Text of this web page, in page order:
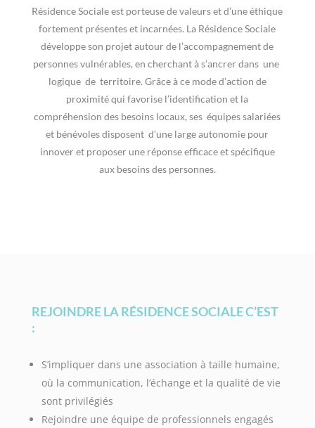
Résidence Sociale est porteuse de valeurs et d’une éthique
fortement présentes et incarnées. La Résidence Sociale
développe son projet autour de l’accompagnement de
personnes vulnérables, en cherchant à s’ancrer dans une
logique de territoire. Grâce à ce mode d’action de
proximité qui favorise l’identification et la
compréhension des besoins locaux, ses équipes salariées
et bénévoles disposent d’une large autonomie pour
innover et proposer une réponse efficace et spécifique
aux besoins des personnes.
REJOINDRE LA RÉSIDENCE SOCIALE C’EST
:
S’impliquer dans une association à taille humaine,
où la communication, l’échange et la qualité de vie
sont privilégiés
Rejoindre une équipe de professionnels engagés